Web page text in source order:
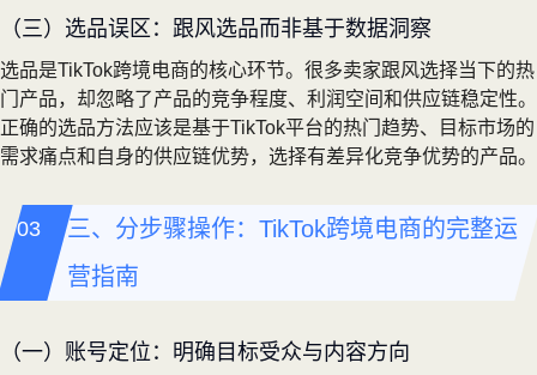
（三）选品误区：跟风选品而非基于数据洞察
选品是TikTok跨境电商的核心环节。很多卖家跟风选择当下的热
门产品，却忽略了产品的竞争程度、利润空间和供应链稳定性。
正确的选品方法应该是基于TikTok平台的热门趋势、目标市场的
需求痛点和自身的供应链优势，选择有差异化竞争优势的产品。
三、分步骤操作：TikTok跨境电商的完整运
营指南
（一）账号定位：明确目标受众与内容方向